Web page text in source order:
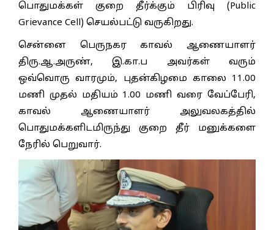
பொதுமக்கள் குறை தீர்க்கும் பிரிவு (Public
Grievance Cell) செயல்பட்டு வருகிறது.
சென்னை பெருநகர காவல் ஆணையாளர்
திரு.ஆ.அருண், இ.கா.ப அவர்கள் வரும்
ஒவ்வொரு வாரமும், புதன்கிழமை காலை 11.00
மணி முதல் மதியம் 1.00 மணி வரை வேப்பேரி,
காவல் ஆணையாளர் அலுவலகத்தில்
பொதுமக்களிடமிருந்து குறை தீர் மனுக்களை
நேரில் பெறுவார்.